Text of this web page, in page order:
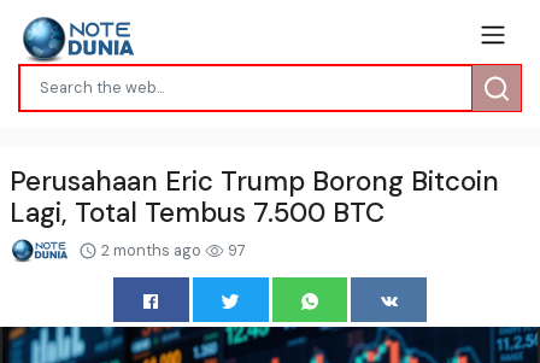
Perusahaan Eric Trump Borong Bitcoin
Lagi, Total Tembus 7.500 BTC
2 months ago 97